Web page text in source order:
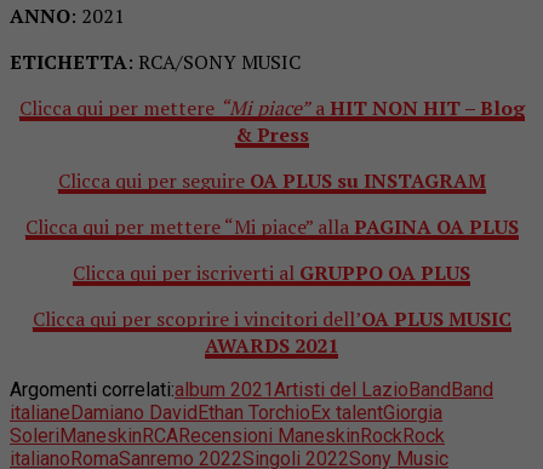
ANNO: 2021
ETICHETTA: RCA/SONY MUSIC
Clicca qui per mettere “Mi piace”a HIT NON HIT – Blog
& Press
Clicca qui per seguire OA PLUS su INSTAGRAM
Clicca qui per mettere “Mi piace” alla PAGINA OA PLUS
Clicca qui per iscriverti al GRUPPO OA PLUS
Clicca qui per scoprire i vincitori dell’OA PLUS MUSIC
AWARDS 2021
Argomenti correlati:album 2021Artisti del LazioBandBand
italianeDamiano DavidEthan TorchioEx talentGiorgia
SoleriManeskinRCARecensioni ManeskinRockRock
italianoRomaSanremo 2022Singoli 2022Sony Music